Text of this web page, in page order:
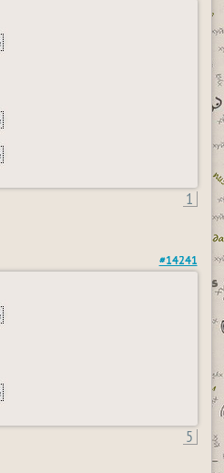
1
#14241
5